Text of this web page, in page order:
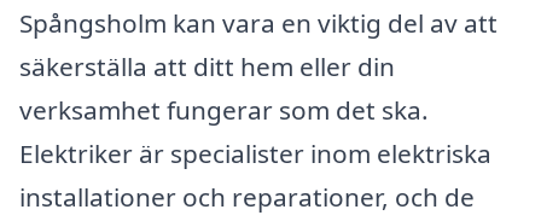
Spångsholm kan vara en viktig del av att
säkerställa att ditt hem eller din
verksamhet fungerar som det ska.
Elektriker är specialister inom elektriska
installationer och reparationer, och de